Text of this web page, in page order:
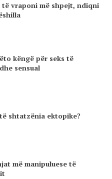
të vraponi më shpejt, ndiqni
këngë për seks të
sensual
shtatzënia ektopike?
më manipuluese të